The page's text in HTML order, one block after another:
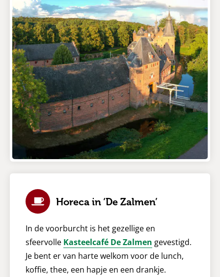
Horeca in ‘De Zalmen’
In de voorburcht is het gezellige en
sfeervolle Kasteelcafé De Zalmen gevestigd.
Je bent er van harte welkom voor de lunch,
koffie, thee, een hapje en een drankje.